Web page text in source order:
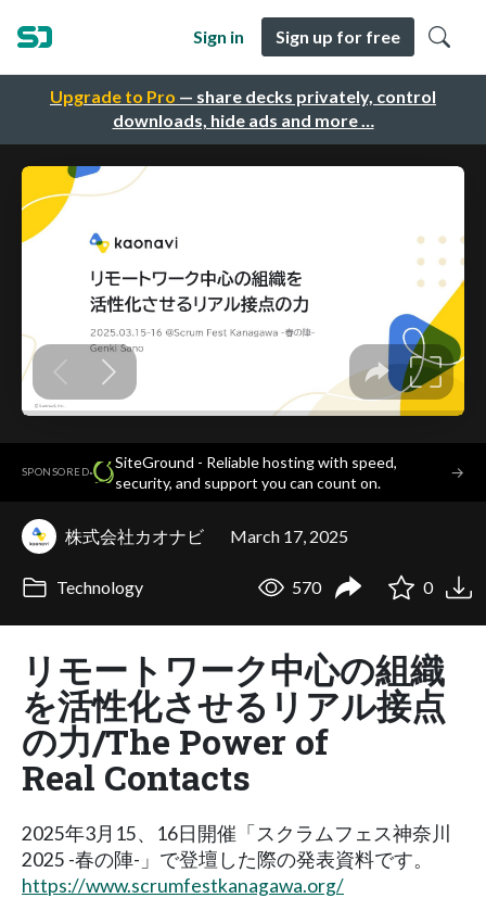
Upgrade to Pro — share decks privately, control
downloads, hide ads and more …
Sign in Sign up for free
SPONSORED·
SiteGround - Reliable hosting with speed,
security, and support you can count on.
→
株式会社カオナビ March 17, 2025
Technology 570 0
リモートワーク中心の組織
を活性化させるリアル接点
の力/The Power of
Real Contacts
2025年3月15、16日開催「スクラムフェス神奈川
2025 -春の陣-」で登壇した際の発表資料です。
https://www.scrumfestkanagawa.org/